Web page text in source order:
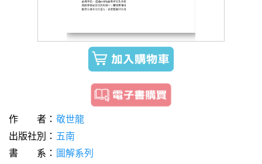
作 者： 敬世龍
出版社別： 五南
書 系： 圖解系列